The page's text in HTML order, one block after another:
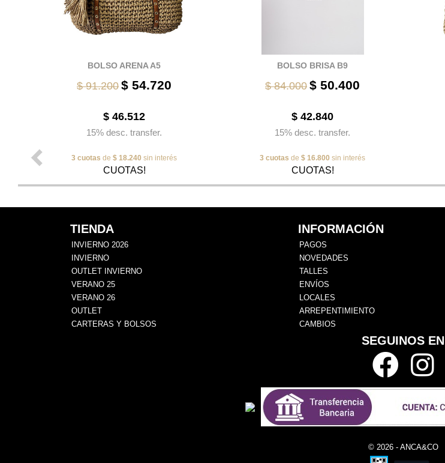
BOLSO ARENA A5
$ 91.200 $ 54.720
$ 46.512
15% desc. transfer.
3 cuotas de $ 18.240 sin interés
CUOTAS!
BOLSO BRISA B9
$ 84.000 $ 50.400
$ 42.840
15% desc. transfer.
3 cuotas de $ 16.800 sin interés
CUOTAS!
TIENDA
INVIERNO 2026
INVIERNO
OUTLET INVIERNO
VERANO 25
VERANO 26
OUTLET
CARTERAS Y BOLSOS
INFORMACIÓN
PAGOS
NOVEDADES
TALLES
ENVÍOS
LOCALES
ARREPENTIMIENTO
CAMBIOS
SEGUINOS EN
© 2026 - ANCA&CO